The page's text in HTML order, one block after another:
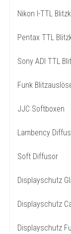
Nikon I-TTL
Pentax TTL
Sony ADI TTL
Funk
JJC Softboxen
Lambency
Soft Diffusor
Displayschutz
Displayschutz
Displayschutz